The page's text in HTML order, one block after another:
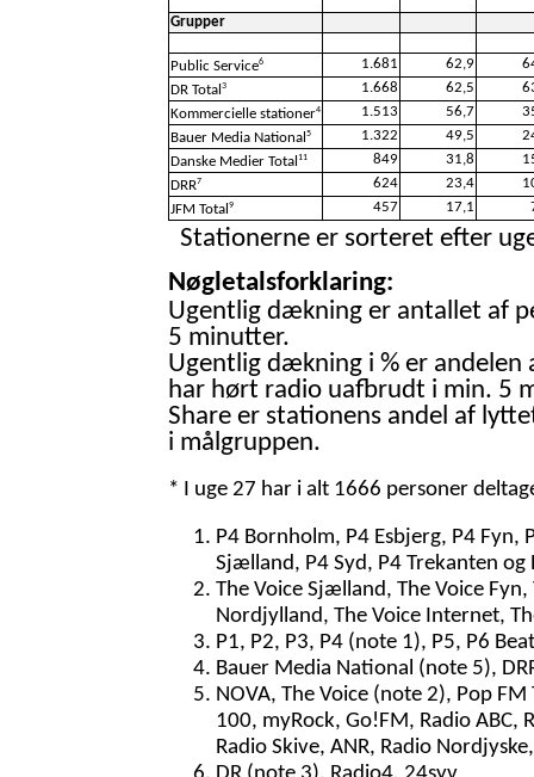
Grupper
Public Service6 1.681 62,9
DR Total 3 1.668 62,5
Kommercielle stationer4 1.513 56,7
Bauer Media National 5 1.322 49,5
Danske Medier Total 11 849 31,8
DRR7 624 23,4
JFM Total 9 457 17,1
Stationerne er sorteret efter
Nøgletalsforklaring:
Ugentlig dækning er antallet af
5 minutter.
Ugentlig dækning i % er
har hørt radio uafbrudt i min. 5
Share er stationens andel af
i målgruppen.
* I uge 27 har i alt 1666 personer
P4 Bornholm, P4 Esbjerg, P4
Sjælland, P4 Syd, P4 Trekanten
The Voice Sjælland, The Voice
Nordjylland, The Voice Internet,
P1, P2, P3, P4 (note 1), P5, P6
Bauer Media National (note 5),
NOVA, The Voice (note 2), Pop
100, myRock, Go!FM, Radio ABC,
Radio Skive, ANR, Radio